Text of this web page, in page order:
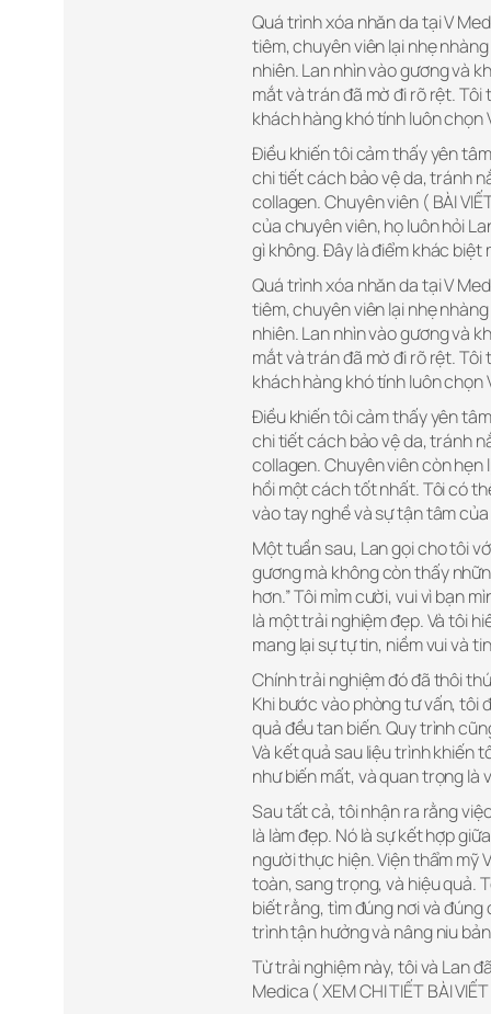
Quá trình xóa nhăn da tại V
tiêm, chuyên viên lại nhẹ
nhiên. Lan nhìn vào gương và
mắt và trán đã mờ đi rõ rệt. Tôi
khách hàng khó tính luôn chọn
Điều khiến tôi cảm thấy yên
chi tiết cách bảo vệ da, tránh
collagen. Chuyên viên ( BÀI
của chuyên viên, họ luôn hỏi
gì không. Đây là điểm khác
Quá trình xóa nhăn da tại V
tiêm, chuyên viên lại nhẹ
nhiên. Lan nhìn vào gương và
mắt và trán đã mờ đi rõ rệt. Tôi
khách hàng khó tính luôn chọn
Điều khiến tôi cảm thấy yên
chi tiết cách bảo vệ da, tránh
collagen. Chuyên viên còn hẹn
hồi một cách tốt nhất. Tôi có
vào tay nghề và sự tận tâm
Một tuần sau, Lan gọi cho tôi
gương mà không còn thấy
hơn.” Tôi mỉm cười, vui vì bạn
là một trải nghiệm đẹp. Và tôi
mang lại sự tự tin, niềm vui và
Chính trải nghiệm đó đã thôi
Khi bước vào phòng tư vấn, tôi
quả đều tan biến. Quy trình
Và kết quả sau liệu trình khiến
như biến mất, và quan trọng là
Sau tất cả, tôi nhận ra rằng
là làm đẹp. Nó là sự kết hợp
người thực hiện. Viện thẩm mỹ
toàn, sang trọng, và hiệu quả.
biết rằng, tìm đúng nơi và
trình tận hưởng và nâng niu
Từ trải nghiệm này, tôi và Lan
Medica ( XEM CHI TIẾT BÀI